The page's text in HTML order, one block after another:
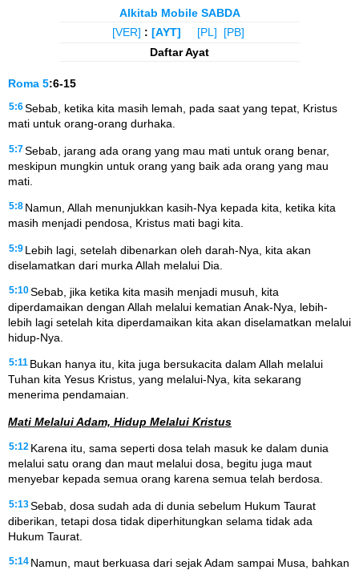
Alkitab Mobile SABDA
[VER] : [AYT] [PL]
[PB]
Daftar Ayat
Roma 5:6-15
5:6Sebab, ketika kita masih lemah, pada saat yang tepat, Kristus
mati untuk orang-orang durhaka.
5:7Sebab, jarang ada orang yang mau mati untuk orang benar,
meskipun mungkin untuk orang yang baik ada orang yang mau
mati.
5:8 Namun, Allah menunjukkan kasih-Nya kepada kita, ketika kita
masih menjadi pendosa, Kristus mati bagi kita.
5:9 Lebih lagi, setelah dibenarkan oleh darah-Nya, kita akan
diselamatkan dari murka Allah melalui Dia.
5:10Sebab, jika ketika kita masih menjadi musuh, kita
diperdamaikan dengan Allah melalui kematian Anak-Nya, lebih-
lebih lagi setelah kita diperdamaikan kita akan diselamatkan melalui
hidup-Nya.
5:11 Bukan hanya itu, kita juga bersukacita dalam Allah melalui
Tuhan kita Yesus Kristus, yang melalui-Nya, kita sekarang
menerima pendamaian.
Mati Melalui Adam, Hidup Melalui Kristus
5:12 Karena itu, sama seperti dosa telah masuk ke dalam dunia
melalui satu orang dan maut melalui dosa, begitu juga maut
menyebar kepada semua orang karena semua telah berdosa.
5:13Sebab, dosa sudah ada di dunia sebelum Hukum Taurat
diberikan, tetapi dosa tidak diperhitungkan selama tidak ada
Hukum Taurat.
5:14 Namun, maut berkuasa dari sejak Adam sampai Musa, bahkan